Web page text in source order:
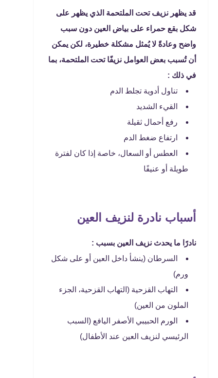
قد يظهر نزيف تحت الملتحمة الذي يظهر على
شكل بقع حمراء على بياض العين دون سبب
واضح وعادةً لا يُمثل مشكلة خطيرة، لكن يمكن
أن تُسبب بعض العوامل نزيفًا تحت الملتحمة، بما
في ذلك :
تناول أدوية تجلط الدم
القيء الشديد
رفع أحمال ثقيلة
ارتفاع ضغط الدم
العطس أو السعال، خاصة إذا كان لفترة
طويلة أو عنيفًا
أسباب نادرة لنزيف العين
نادرًا ما يحدث نزيف العين بسبب :
السرطان (ينشأ داخل العين أو على شكل
ورم)
التهاب القزحية (التهاب القزحية، الجزء
الملون من العين)
الورم الحبيبي الأصفر اليافع (السبب
الرئيسي لنزيف العين عند الأطفال)